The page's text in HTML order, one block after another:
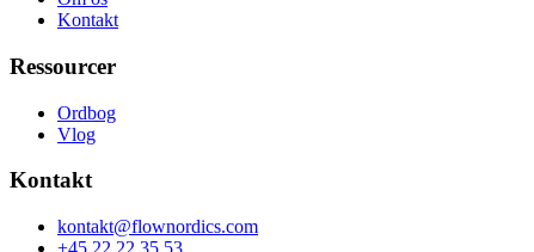
Kontakt
Ressourcer
Ordbog
Vlog
Kontakt
kontakt@flownordics.com
+45 22 22 35 53